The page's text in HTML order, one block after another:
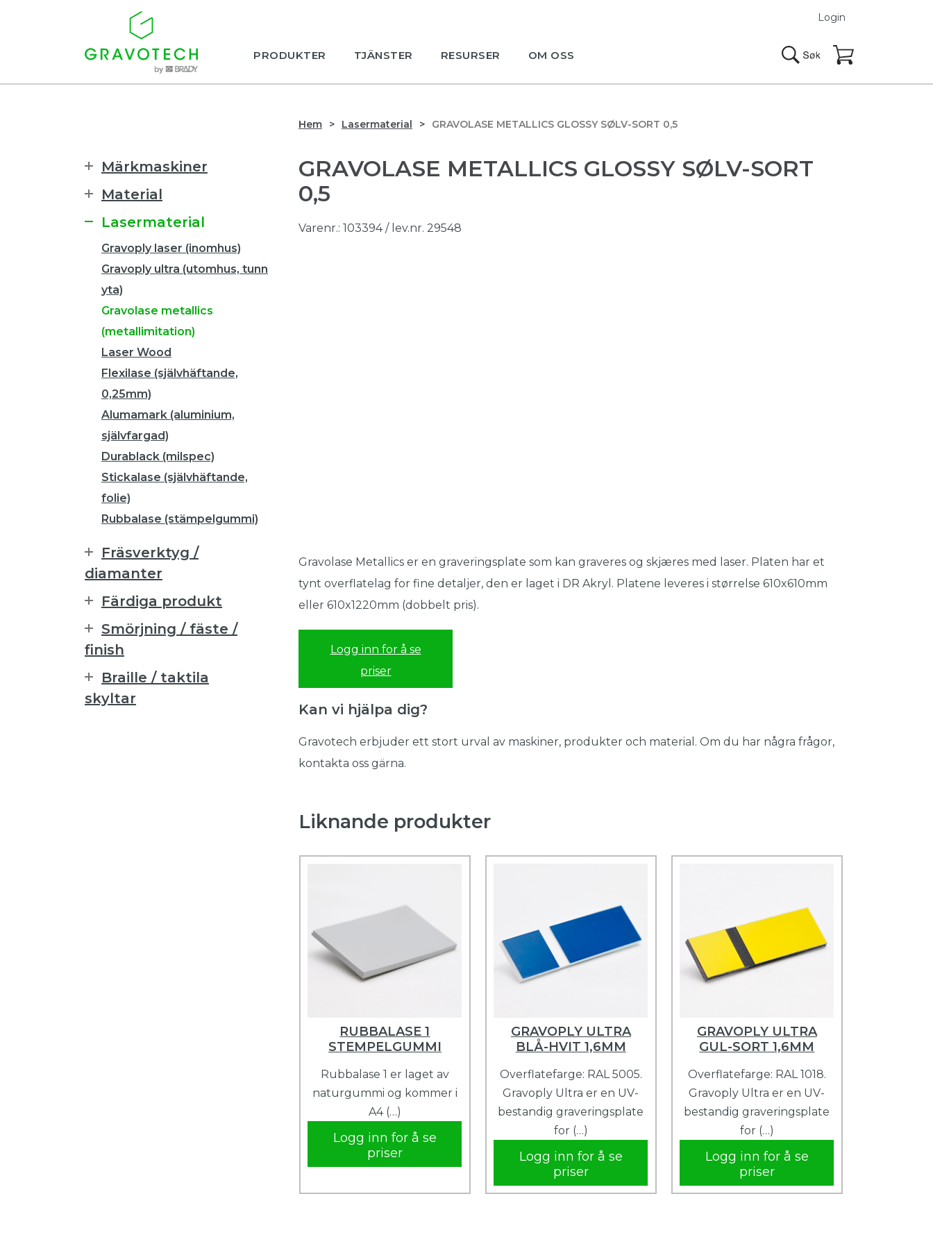
PRODUKTER TJÄNSTER RESURSER OM OSS
Login
Hem Lasermaterial GRAVOLASE METALLICS GLOSSY SØLV-SORT 0,5
GRAVOLASE METALLICS GLOSSY SØLV-SORT
0,5
Varenr.: 103394 / lev.nr. 29548
Gravolase Metallics er en graveringsplate som kan graveres og skjæres med laser. Platen har et
tynt overflatelag for fine detaljer, den er laget i DR Akryl. Platene leveres i størrelse 610x610mm
eller 610x1220mm (dobbelt pris).
Logg inn for å se
priser
Kan vi hjälpa dig?
Gravotech erbjuder ett stort urval av maskiner, produkter och material. Om du har några frågor,
kontakta oss gärna.
Liknande produkter
RUBBALASE 1
STEMPELGUMMI
Rubbalase 1 er laget av
naturgummi og kommer i
A4 (…)
Logg inn for å se
priser
GRAVOPLY ULTRA
BLÅ-HVIT 1,6MM
Overflatefarge: RAL 5005.
Gravoply Ultra er en UV-
bestandig graveringsplate
for (…)
Logg inn for å se
priser
GRAVOPLY ULTRA
GUL-SORT 1,6MM
Overflatefarge: RAL 1018.
Gravoply Ultra er en UV-
bestandig graveringsplate
for (…)
Logg inn for å se
priser
Märkmaskiner
Material
Lasermaterial
Gravoply laser (inomhus)
Gravoply ultra (utomhus, tunn
yta)
Gravolase metallics
(metallimitation)
Laser Wood
Flexilase (självhäftande,
0,25mm)
Alumamark (aluminium,
självfargad)
Durablack (milspec)
Stickalase (självhäftande,
folie)
Rubbalase (stämpelgummi)
Fräsverktyg /
diamanter
Färdiga produkt
Smörjning / fäste /
finish
Braille / taktila
skyltar